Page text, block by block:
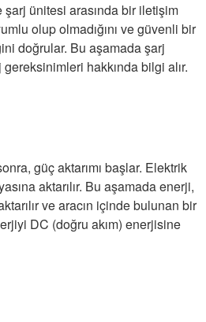
ünitesi arasında bir iletişim
olup olmadığını ve güvenli bir
doğrular. Bu aşamada şarj
hakkında bilgi alır.
güç aktarımı başlar. Elektrik
aktarılır. Bu aşamada enerji,
ve aracın içinde bulunan bir
DC (doğru akım) enerjisine